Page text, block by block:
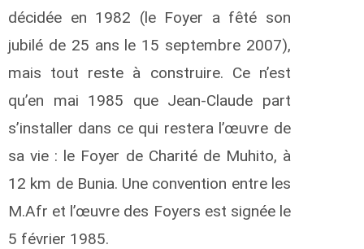
décidée en 1982 (le Foyer a fêté son
jubilé de 25 ans le 15 septembre 2007),
mais tout reste à construire. Ce n’est
qu’en mai 1985 que Jean-Claude part
s’installer dans ce qui restera l’œuvre de
sa vie : le Foyer de Charité de Muhito, à
12 km de Bunia. Une convention entre les
M.Afr et l’œuvre des Foyers est signée le
5 février 1985.